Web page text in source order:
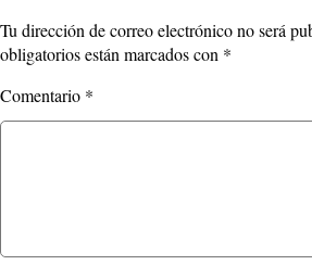
Tu dirección de correo electrónico no será
obligatorios están marcados con *
Comentario *